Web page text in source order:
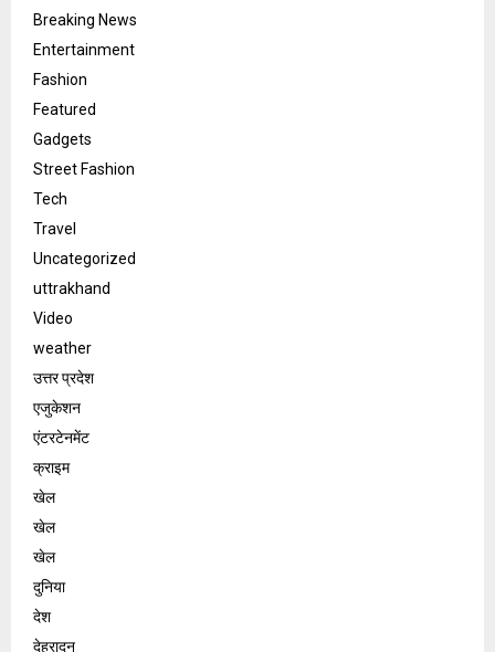
Breaking News
Entertainment
Fashion
Featured
Gadgets
Street Fashion
Tech
Travel
Uncategorized
uttrakhand
Video
weather
उत्तर प्रदेश
एजुकेशन
एंटरटेनमेंट
क्राइम
खेल
खेल
खेल
दुनिया
देश
देहरादून